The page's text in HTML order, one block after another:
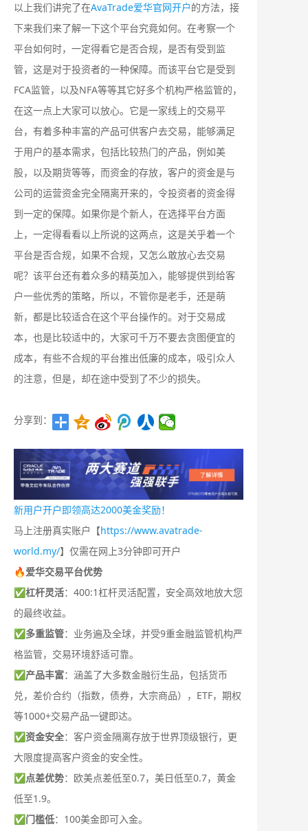
以上我们讲完了在AvaTrade爱华官网开户的方法，接
下来我们来了解一下这个平台究竟如何。在考察一个
平台如何时，一定得看它是否合规，是否有受到监
管，这是对于投资者的一种保障。而该平台它是受到
FCA监管，以及NFA等等其它好多个机构严格监管的，
在这一点上大家可以放心。它是一家线上的交易平
台，有着多种丰富的产品可供客户去交易，能够满足
于用户的基本需求，包括比较热门的产品，例如美
股，以及期货等等，而资金的存放，客户的资金是与
公司的运营资金完全隔离开来的，令投资者的资金得
到一定的保障。如果你是个新人，在选择平台方面
上，一定得看看以上所说的这两点，这是关乎着一个
平台是否合规，如果不合规，又怎么敢放心去交易
呢？该平台还有着众多的精英加入，能够提供到给客
户一些优秀的策略，所以，不管你是老手，还是萌
新，都是比较适合在这个平台操作的。对于交易成
本，也是比较适中的，大家可千万不要去贪图便宜的
成本，有些不合规的平台推出低廉的成本，吸引众人
的注意，但是，却在途中受到了不少的损失。
分享到：
新用户开户即领高达2000美金奖励！
马上注册真实账户【https://www.avatrade-
world.my/】仅需在网上3分钟即可开户
🔥爱华交易平台优势
✅杠杆灵活：400:1杠杆灵活配置，安全高效地放大您
的最终收益。
✅多重监管：业务遍及全球，并受9重金融监管机构严
格监管，交易环境舒适可靠。
✅产品丰富：涵盖了大多数金融衍生品，包括货币
兑，差价合约（指数，债券，大宗商品），ETF，期权
等1000+交易产品一键即达。
✅资金安全：客户资金隔离存放于世界顶级银行，更
大限度提高客户资金的安全性。
✅点差优势：欧美点差低至0.7，美日低至0.7，黄金
低至1.9。
✅门槛低：100美金即可入金。